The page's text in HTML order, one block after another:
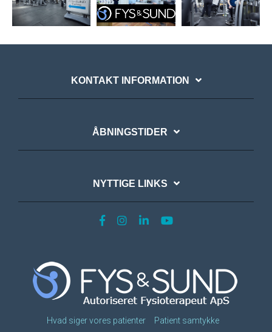
KONTAKT INFORMATION
ÅBNINGSTIDER
NYTTIGE LINKS
Hvad siger vores patienter Patient samtykke